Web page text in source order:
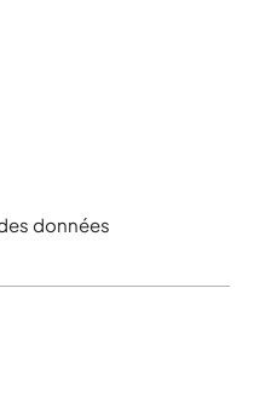
données